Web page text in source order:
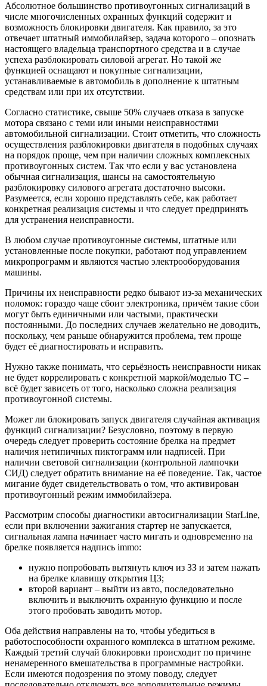
Абсолютное большинство противоугонных сигнализаций в
числе многочисленных охранных функций содержит и
возможность блокировки двигателя. Как правило, за это
отвечает штатный иммобилайзер, задача которого – опознать
настоящего владельца транспортного средства и в случае
успеха разблокировать силовой агрегат. Но такой же
функцией оснащают и покупные сигнализации,
устанавливаемые в автомобиль в дополнение к штатным
средствам или при их отсутствии.
Согласно статистике, свыше 50% случаев отказа в запуске
мотора связано с теми или иными неисправностями
автомобильной сигнализации. Стоит отметить, что сложность
осуществления разблокировки двигателя в подобных случаях
на порядок проще, чем при наличии сложных комплексных
противоугонных систем. Так что если у вас установлена
обычная сигнализация, шансы на самостоятельную
разблокировку силового агрегата достаточно высоки.
Разумеется, если хорошо представлять себе, как работает
конкретная реализация системы и что следует предпринять
для устранения неисправности.
В любом случае противоугонные системы, штатные или
установленные после покупки, работают под управлением
микропрограмм и являются частью электрооборудования
машины.
Причины их неисправности редко бывают из-за механических
поломок: гораздо чаще сбоит электроника, причём такие сбои
могут быть единичными или частыми, практически
постоянными. До последних случаев желательно не доводить,
поскольку, чем раньше обнаружится проблема, тем проще
будет её диагностировать и исправить.
Нужно также понимать, что серьёзность неисправности никак
не будет коррелировать с конкретной маркой/моделью ТС –
всё будет зависеть от того, насколько сложна реализация
противоугонной системы.
Может ли блокировать запуск двигателя случайная активация
функций сигнализации? Безусловно, поэтому в первую
очередь следует проверить состояние брелка на предмет
наличия нетипичных пиктограмм или надписей. При
наличии световой сигнализации (контрольной лампочки
СИД) следует обратить внимание на её поведение. Так, частое
мигание будет свидетельствовать о том, что активирован
противоугонный режим иммобилайзера.
Рассмотрим способы диагностики автосигнализации StarLine,
если при включении зажигания стартер не запускается,
сигнальная лампа начинает часто мигать и одновременно на
брелке появляется надпись immo:
нужно попробовать вытянуть ключ из ЗЗ и затем нажать
на брелке клавишу открытия ЦЗ;
второй вариант – выйти из авто, последовательно
включить и выключить охранную функцию и после
этого пробовать заводить мотор.
Оба действия направлены на то, чтобы убедиться в
работоспособности охранного комплекса в штатном режиме.
Каждый третий случай блокировки происходит по причине
ненамеренного вмешательства в программные настройки.
Если имеются подозрения по этому поводу, следует